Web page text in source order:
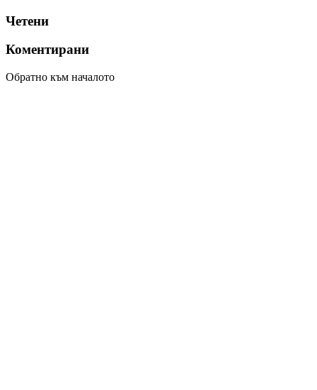
Четени
Коментирани
Обратно към началото